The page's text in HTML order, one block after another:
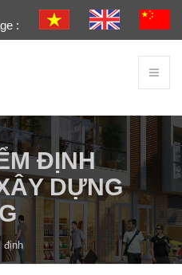
:
ĐỊNH
DỰNG
định